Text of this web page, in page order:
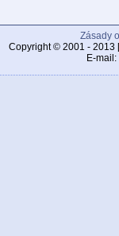
Zásady
Copyright © 2001 - 2013
E-mail: